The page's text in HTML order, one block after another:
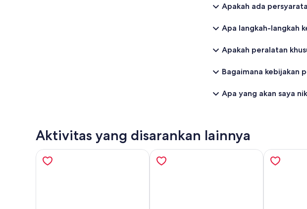
Apakah ada
Apa langkah-langkah
Apakah peralatan
Bagaimana kebijakan
Apa yang akan saya
Aktivitas yang disarankan lainnya